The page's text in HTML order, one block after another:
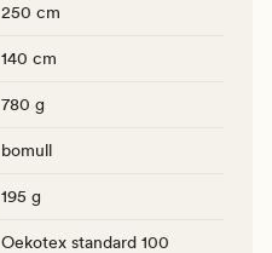
250 cm
140 cm
780 g
bomull
195 g
Oekotex standard 100